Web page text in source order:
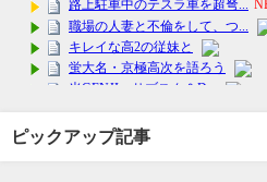
ピックアップ記事